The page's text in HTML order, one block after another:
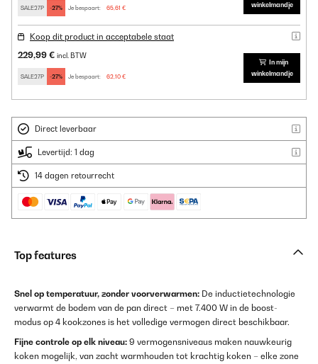
SALE27P -27% Je bespaart: 65,61 €
winkelmandje
Koop dit product in acceptabele staat
229,99 € incl. BTW
SALE27P -27% Je bespaart: 62,10 €
In mijn
winkelmandje
Direct leverbaar
Levertijd: 1 dag
14 dagen retourrecht
Top features
Snel op temperatuur, zonder voorverwarmen: De inductietechnologie
verwarmt de bodem van de pan direct – met 7.400 W in de boost-
modus op 4 kookzones is het volledige vermogen direct beschikbaar.
Fijne controle op elk niveau: 9 vermogensniveaus maken nauwkeurig
koken mogelijk, van zacht warmhouden tot krachtig koken – elke zone